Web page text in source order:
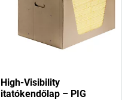
High-Visibility
itatókendőlap – PIG